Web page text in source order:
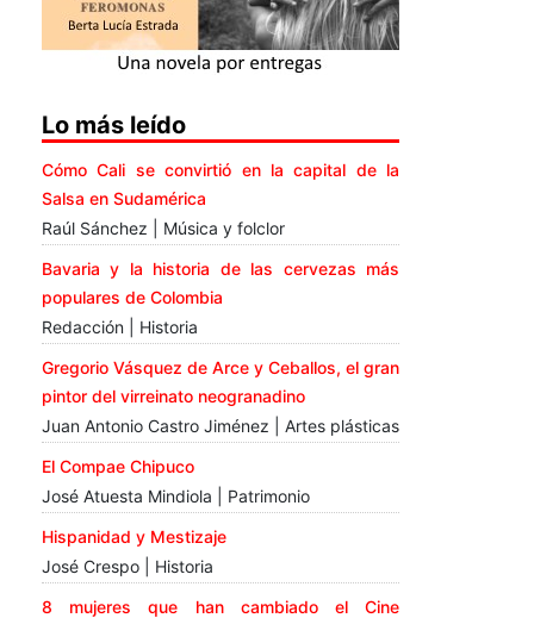
Lo más leído
Cómo Cali se convirtió en la capital de la
Salsa en Sudamérica
Raúl Sánchez | Música y folclor
Bavaria y la historia de las cervezas más
populares de Colombia
Redacción | Historia
Gregorio Vásquez de Arce y Ceballos, el gran
pintor del virreinato neogranadino
Juan Antonio Castro Jiménez | Artes plásticas
El Compae Chipuco
José Atuesta Mindiola | Patrimonio
Hispanidad y Mestizaje
José Crespo | Historia
8 mujeres que han cambiado el Cine